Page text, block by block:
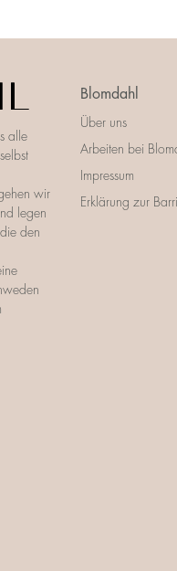
alle
wir
legen
den
Blomdahl
Über uns
Arbeiten bei
Impressum
Erklärung zur